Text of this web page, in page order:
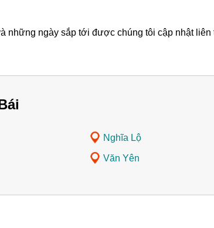
những ngày sắp tới được chúng tôi cập nhật
Nghĩa Lộ
Văn Yên